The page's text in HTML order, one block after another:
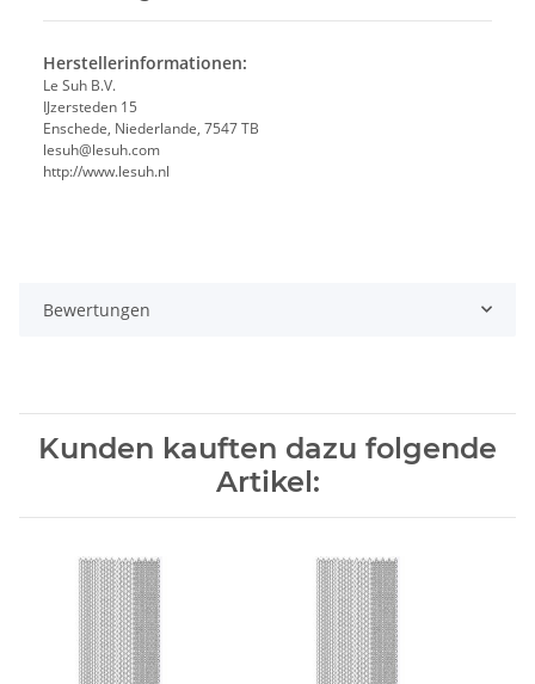
Herstellerinformationen:
Le Suh B.V.
IJzersteden 15
Enschede, Niederlande, 7547 TB
lesuh@lesuh.com
http://www.lesuh.nl
Bewertungen
Kunden kauften dazu folgende
Artikel: